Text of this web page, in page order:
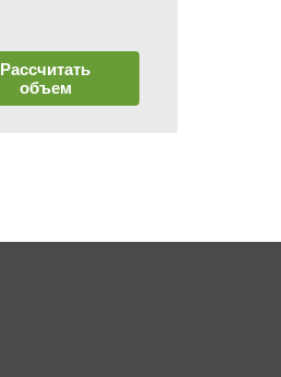
Рассчитать
объем